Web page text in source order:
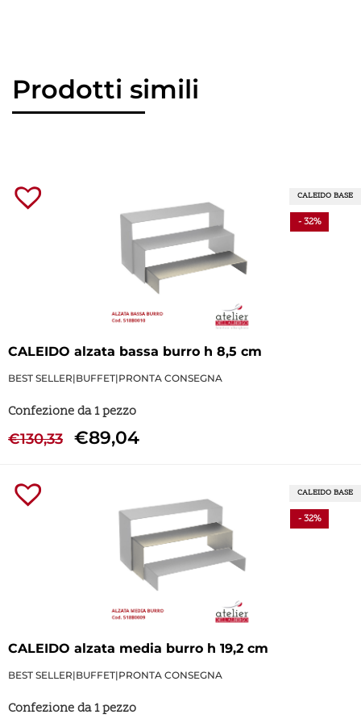
Prodotti simili
CALEIDO alzata bassa burro h 8,5 cm
BEST SELLER|BUFFET|PRONTA CONSEGNA
Confezione da 1 pezzo
€130,33 €89,04
- 32%
CALEIDO BASE
CALEIDO alzata media burro h 19,2 cm
BEST SELLER|BUFFET|PRONTA CONSEGNA
Confezione da 1 pezzo
- 32%
CALEIDO BASE